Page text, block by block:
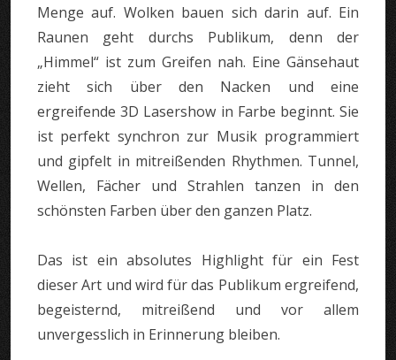
Menge auf. Wolken bauen sich darin auf. Ein
Raunen geht durchs Publikum, denn der
„Himmel“ ist zum Greifen nah. Eine Gänsehaut
zieht sich über den Nacken und eine
ergreifende 3D Lasershow in Farbe beginnt. Sie
ist perfekt synchron zur Musik programmiert
und gipfelt in mitreißenden Rhythmen. Tunnel,
Wellen, Fächer und Strahlen tanzen in den
schönsten Farben über den ganzen Platz.
Das ist ein absolutes Highlight für ein Fest
dieser Art und wird für das Publikum ergreifend,
begeisternd, mitreißend und vor allem
unvergesslich in Erinnerung bleiben.